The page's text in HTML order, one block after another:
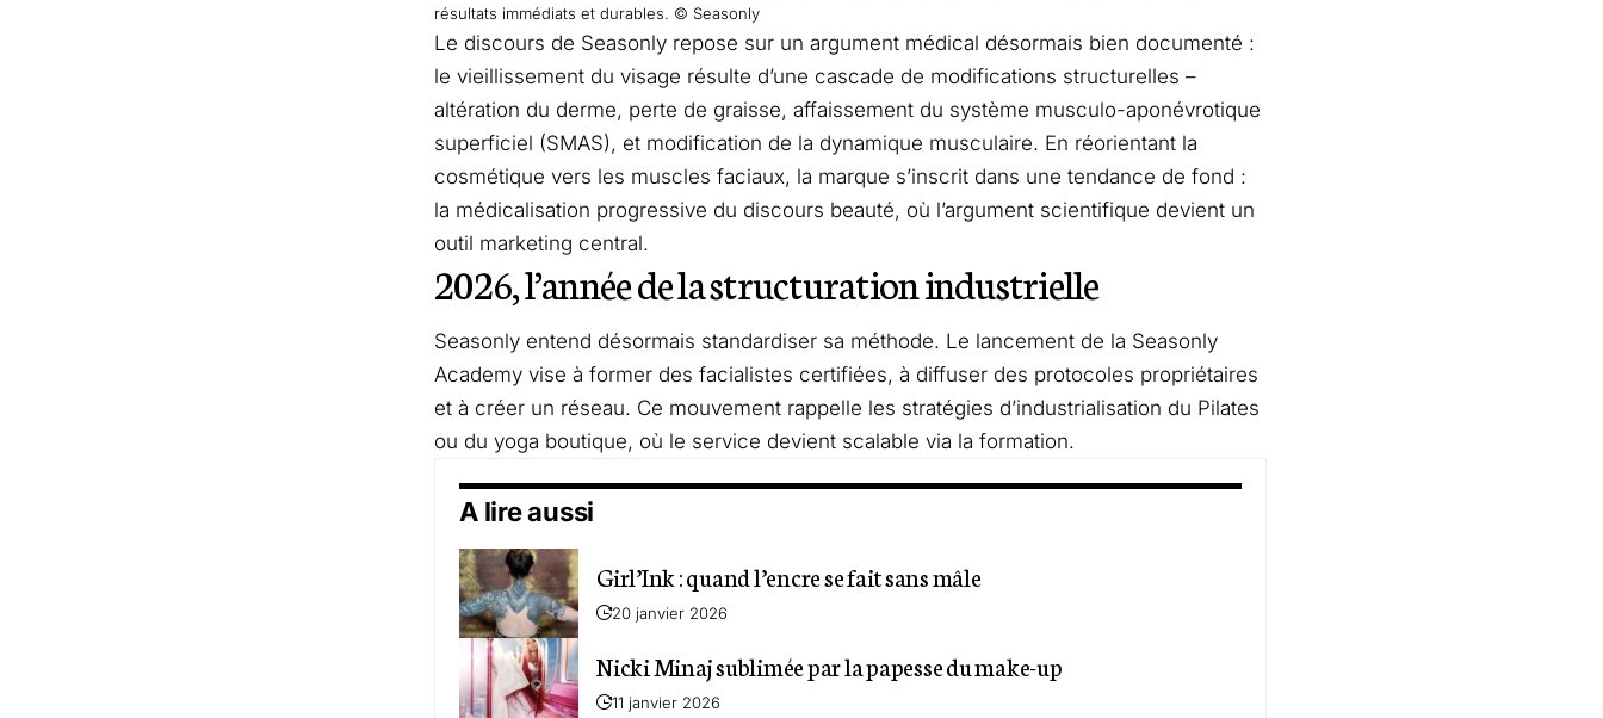
résultats immédiats et durables. © Seasonly
Le discours de Seasonly repose sur un argument médical désormais bien documenté :
le vieillissement du visage résulte d’une cascade de modifications structurelles –
altération du derme, perte de graisse, affaissement du système musculo-aponévrotique
superficiel (SMAS), et modification de la dynamique musculaire. En réorientant la
cosmétique vers les muscles faciaux, la marque s’inscrit dans une tendance de fond :
la médicalisation progressive du discours beauté, où l’argument scientifique devient un
outil marketing central.
2026, l’année de la structuration industrielle
Seasonly entend désormais standardiser sa méthode. Le lancement de la Seasonly
Academy vise à former des facialistes certifiées, à diffuser des protocoles propriétaires
et à créer un réseau. Ce mouvement rappelle les stratégies d’industrialisation du Pilates
ou du yoga boutique, où le service devient scalable via la formation.
A lire aussi
Girl’Ink : quand l’encre se fait sans mâle
20 janvier 2026
Nicki Minaj sublimée par la papesse du make-up
11 janvier 2026